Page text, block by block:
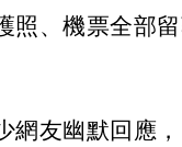
照、機票全部
網友幽默回應